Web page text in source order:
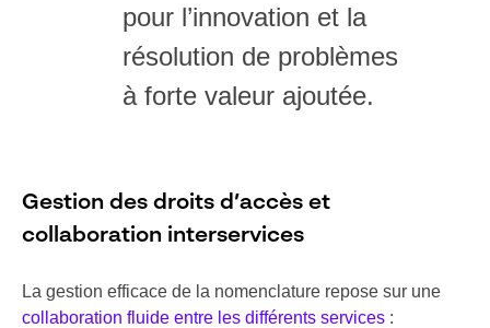
pour l’innovation et la
résolution de problèmes
à forte valeur ajoutée.
Gestion des droits d’accès et
collaboration interservices
La gestion efficace de la nomenclature repose sur une
collaboration fluide entre les différents services :